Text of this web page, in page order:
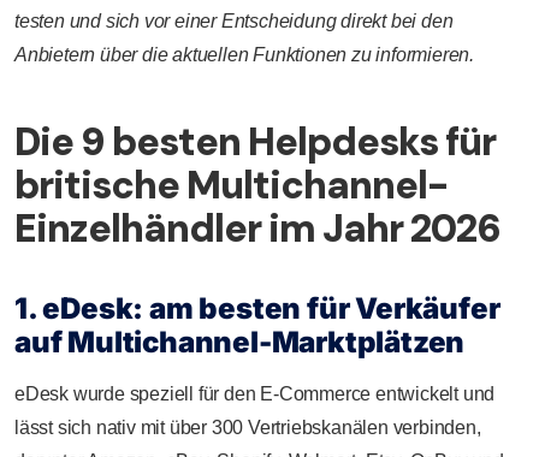
testen und sich vor einer Entscheidung direkt bei den
Anbietern über die aktuellen Funktionen zu informieren.
Die 9 besten Helpdesks für
britische Multichannel-
Einzelhändler im Jahr 2026
1. eDesk: am besten für Verkäufer
auf Multichannel-Marktplätzen
eDesk wurde speziell für den E-Commerce entwickelt und
lässt sich nativ mit über 300 Vertriebskanälen verbinden,